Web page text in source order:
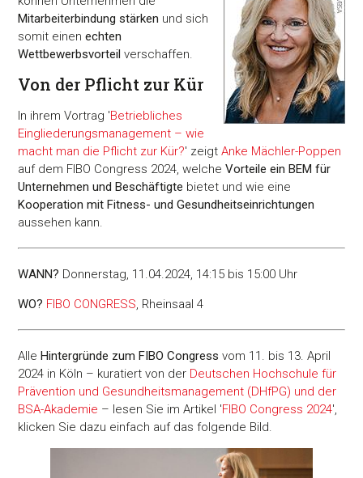
Mitarbeiterbindung stärken und sich
somit einenechten
Wettbewerbsvorteil verschaffen.
Von der Pflicht zur Kür
In ihrem Vortrag 'Betriebliches
Eingliederungsmanagement – wie
macht man die Pflicht zur Kür?' zeigtAnke Mächler-Poppen
auf dem FIBO Congress 2024, welcheVorteile ein BEM für
Unternehmen und Beschäftigte bietet und wie eine
Kooperation mit Fitness- und Gesundheitseinrichtungen
aussehen kann.
WANN? Donnerstag, 11.04.2024, 14:15 bis 15:00 Uhr
WO? FIBO CONGRESS , Rheinsaal 4
AlleHintergründe zum FIBO Congress vom 11. bis 13. April
2024 in Köln – kuratiert von der Deutschen Hochschule für
Prävention und Gesundheitsmanagement (DHfPG) und der
BSA-Akademie – lesen Sie im Artikel 'FIBO Congress 2024',
klicken Sie dazu einfach auf das folgende Bild.